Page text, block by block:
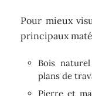
Pour mieux
principaux
Bois
plans de
Pierre et